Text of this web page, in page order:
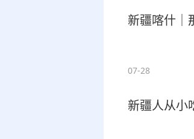
新疆喀什｜
07-28
新疆人从小